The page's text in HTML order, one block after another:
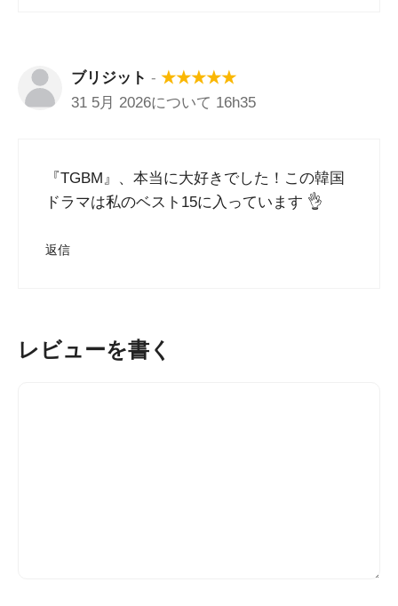
ブリジット - ★★★★★
31 5月 2026について 16h35
『TGBM』、本当に大好きでした！この韓国
ドラマは私のベスト15に入っています 👌
返信
レビューを書く